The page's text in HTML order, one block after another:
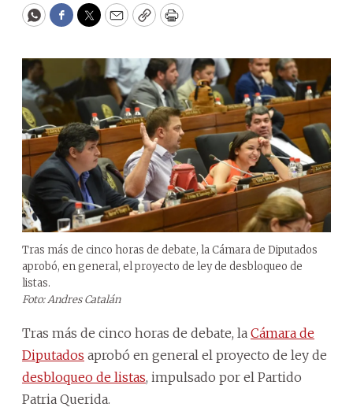
WhatsApp
Facebook
Twitter
EmailCopyPrint
Tras más de cinco horas de debate, la Cámara de Diputados
aprobó, en general, el proyecto de ley de desbloqueo de
listas.
Foto: Andres Catalán
Tras más de cinco horas de debate, la Cámara de
Diputados aprobó en general el proyecto de ley de
desbloqueo de listas, impulsado por el Partido
Patria Querida.